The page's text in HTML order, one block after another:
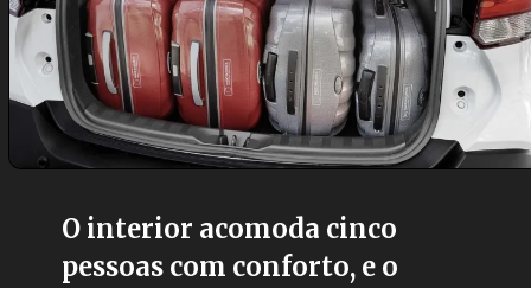
O interior acomoda cinco
pessoas com conforto, e o